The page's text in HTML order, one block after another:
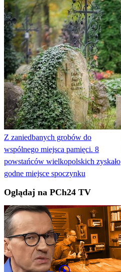
Z zaniedbanych grobów do
wspólnego miejsca pamięci. 8
powstańców wielkopolskich zyskało
godne miejsce spoczynku
Oglądaj na PCh24 TV